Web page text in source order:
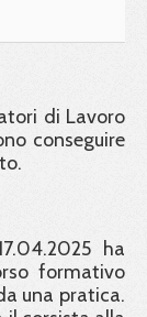
di Lavoro
conseguire
ha
formativo
una pratica.